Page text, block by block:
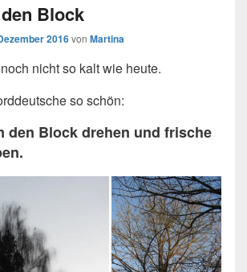
Block
2016von Martina
nicht so kalt wie heute.
so schön:
den Block drehen und frische